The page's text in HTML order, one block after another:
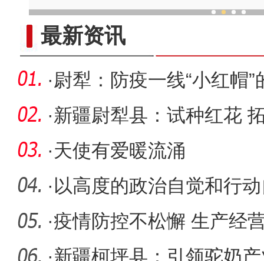
最新资讯
·尉犁：防疫一线“小红帽”
·新疆尉犁县：试种红花
·天使有爱暖流涌
· 以高度的政治自觉和行
新疆建设
·疫情防控不松懈 生产经
·新疆柯坪县：引领驼奶